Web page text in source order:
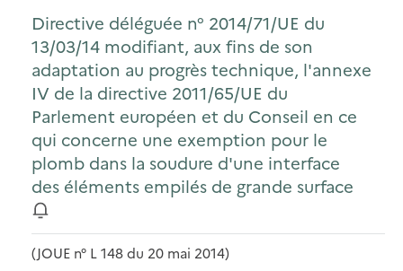
Directive déléguée n° 2014/71/UE du
13/03/14 modifiant, aux fins de son
adaptation au progrès technique, l'annexe
IV de la directive 2011/65/UE du
Parlement européen et du Conseil en ce
qui concerne une exemption pour le
plomb dans la soudure d'une interface
des éléments empilés de grande surface
(JOUE n° L 148 du 20 mai 2014)